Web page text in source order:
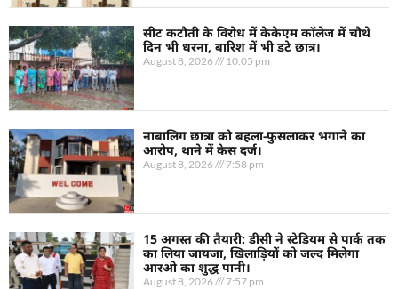
सीट कटौती के विरोध में केकेएम कॉलेज में चौथे
दिन भी धरना, बारिश में भी डटे छात्र।
August 8, 2026 10:05 pm
नाबालिग छात्रा को बहला-फुसलाकर भगाने का
आरोप, थाने में केस दर्ज।
August 8, 2026 7:58 pm
15 अगस्त की तैयारी: डीसी ने स्टेडियम से पार्क तक
का लिया जायजा, खिलाड़ियों को जल्द मिलेगा
आरओ का शुद्ध पानी।
August 8, 2026 7:57 pm